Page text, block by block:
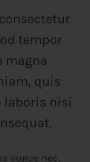
tempor
magna
quis
laboris nisi
augue nec,